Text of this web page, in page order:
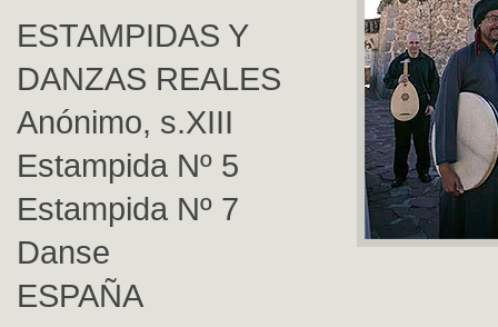
ESTAMPIDAS Y
DANZAS REALES
Anónimo, s.XIII
Estampida Nº 5
Estampida Nº 7
Danse
ESPAÑA